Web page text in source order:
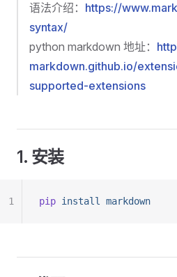
语法介绍： https://
syntax/
python markdown 地址：
markdown.github.io/
supported-extensions
1. 安装
pip install markdown
1